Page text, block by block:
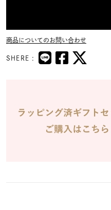
商品についてのお問い合わせ
SHERE :